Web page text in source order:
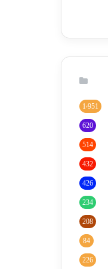
1٬951
620
514
432
426
234
208
84
226